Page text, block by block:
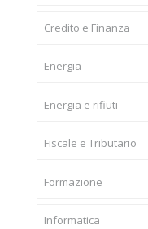
Credito e Finanza
Energia
Energia e rifiuti
Fiscale e Tributario
Formazione
Informatica